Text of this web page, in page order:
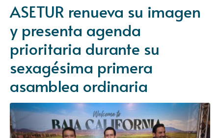
ASETUR renueva su imagen
y presenta agenda
prioritaria durante su
sexagésima primera
asamblea ordinaria